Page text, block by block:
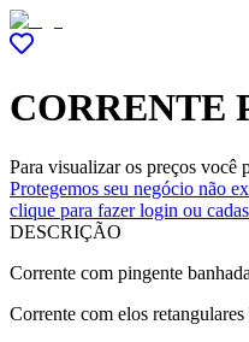
CORRENTE
Para visualizar os preços você
Protegemos seu negócio não
clique para fazer login ou
DESCRIÇÃO
Corrente com pingente
Corrente com elos retangulares